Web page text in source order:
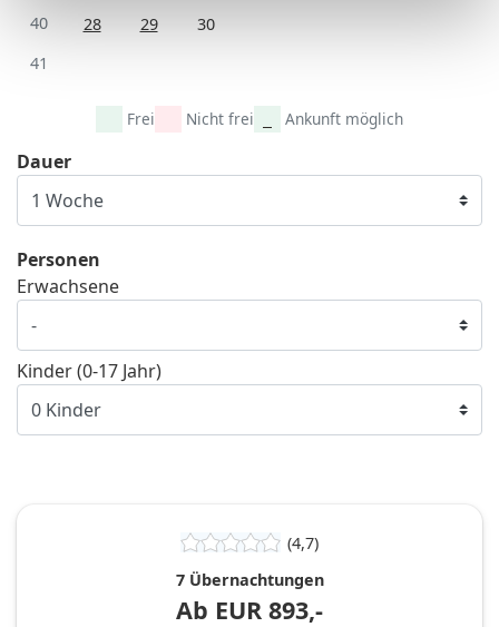
40 28 29
30
41
Frei Nicht frei Ankunft möglich
Dauer
Personen
Erwachsene
Kinder (0-17 Jahr)
(4,7)
7 Übernachtungen
Ab EUR 893,-